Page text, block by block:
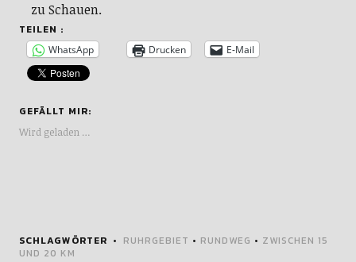
zu Schauen.
TEILEN :
WhatsApp Drucken E-Mail
GEFÄLLT MIR:
Wird geladen …
SCHLAGWÖRTER RUHRGEBIET • RUNDWEG • ZWISCHEN 15
UND 20 KM